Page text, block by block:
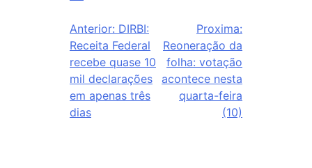
Anterior: DIRBI:
Receita Federal
recebe quase 10
mil declarações
em apenas três
dias
Proxima:
Reoneração da
folha: votação
acontece nesta
quarta-feira
(10)